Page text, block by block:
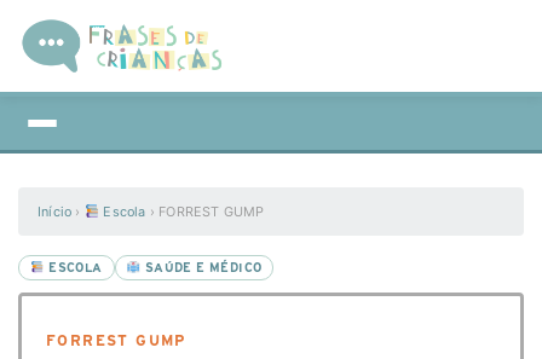
Início › Escola › FORREST GUMP
ESCOLA SAÚDE E MÉDICO
FORREST GUMP